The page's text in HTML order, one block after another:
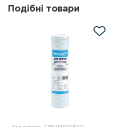
Подібні товари